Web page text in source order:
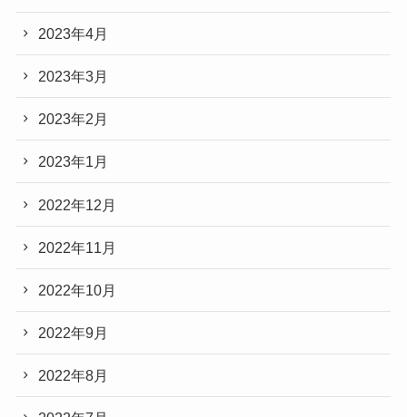
2023年4月
2023年3月
2023年2月
2023年1月
2022年12月
2022年11月
2022年10月
2022年9月
2022年8月